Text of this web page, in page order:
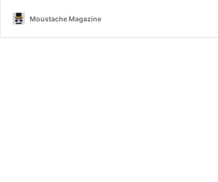
PDG
Moustache Magazine